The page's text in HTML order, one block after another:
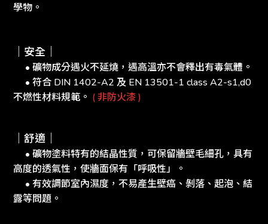
學物。
｜安全｜
• 礦物成分遇火不延燒，遇高溫亦不會釋出有毒氣體。
• 符合 DIN 1402-A2 及 EN 13501-1 class A2-s1,d0
不燃性材料規範。 ( 非防火漆 )
｜舒適｜
• 礦物塗料特有的結晶性質，可保留牆壁毛細孔，具有
高度的透氣性，使牆面保有「呼吸性」。
• 有效調節室內濕度，不易產生壁癌、剝落、起泡、結
露等問題。